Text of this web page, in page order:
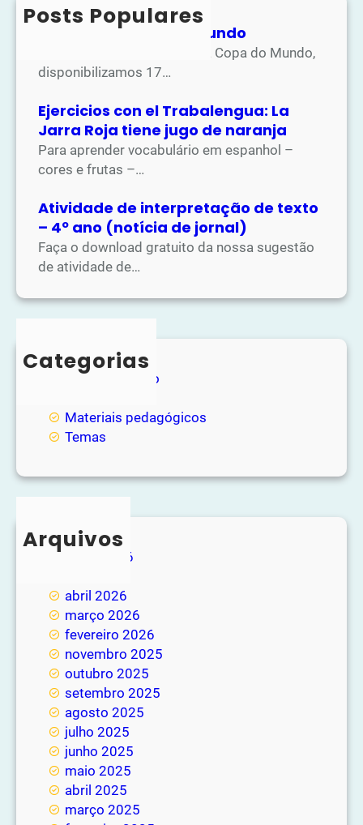
Posts Populares
Atividades Copa do Mundo
Na apostila de atividades da Copa do Mundo,
disponibilizamos 17…
Ejercicios con el Trabalengua: La
Jarra Roja tiene jugo de naranja
Para aprender vocabulário em espanhol –
cores e frutas –…
Atividade de interpretação de texto
– 4º ano (notícia de jornal)
Faça o download gratuito da nossa sugestão
de atividade de…
Categorias
Entretenimento
Materiais pedagógicos
Temas
Arquivos
junho 2026
abril 2026
março 2026
fevereiro 2026
novembro 2025
outubro 2025
setembro 2025
agosto 2025
julho 2025
junho 2025
maio 2025
abril 2025
março 2025